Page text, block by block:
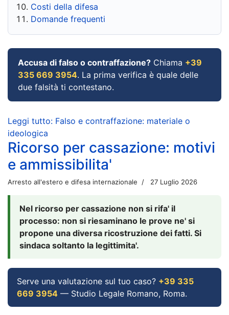
Costi della difesa
Domande frequenti
Accusa di falso o contraffazione? Chiama +39
335 669 3954. La prima verifica è quale delle
due falsità ti contestano.
Leggi tutto: Falso e contraffazione: materiale o
ideologica
Ricorso per cassazione: motivi
e ammissibilita'
Arresto all'estero e difesa internazionale 27 Luglio 2026
Nel ricorso per cassazione non si rifa' il
processo: non si riesaminano le prove ne' si
propone una diversa ricostruzione dei fatti. Si
sindaca soltanto la legittimita'.
Serve una valutazione sul tuo caso? +39 335
669 3954 — Studio Legale Romano, Roma.